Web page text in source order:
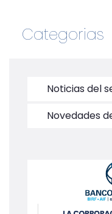
Categorias
Noticias del
Novedades